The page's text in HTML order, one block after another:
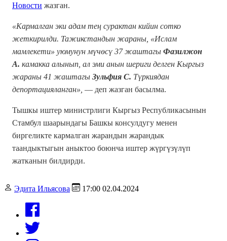
Новости жазган.
«Кармалган эки адам тең сурактан кийин сотко
жеткирилди. Тажикстандын жараны, «Ислам
мамлекети» уюмунун мүчөсү 37 жаштагы Фазилжон
А. камакка алынып, ал эми анын шериги делген Кыргыз
жараны 41 жаштагы Зульфия С. Түркиядан
депортацияланган», — деп жазган басылма.
Тышкы иштер министрлиги Кыргыз Республикасынын
Стамбул шаарындагы Башкы консулдугу менен
биргеликте кармалган жарандын жарандык
таандыктыгын аныктоо боюнча иштер жүргүзүлүп
жатканын билдирди.
Эдита Ильясова 17:00 02.04.2024